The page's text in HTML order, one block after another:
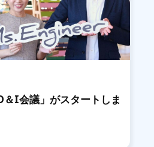
I会議」がスタートしま